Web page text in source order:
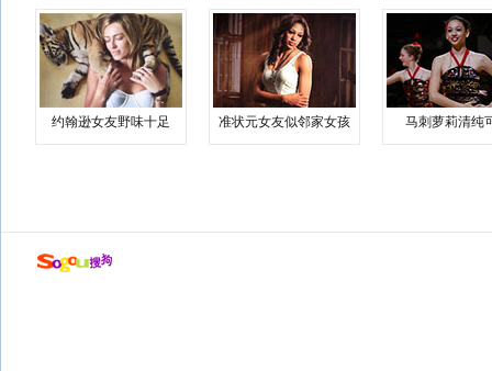
约翰逊女友野味十足 准状元女友似邻家女孩 马刺萝莉清纯